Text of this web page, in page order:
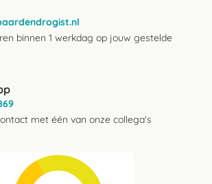
binnen 1 werkdag op jouw gestelde
met één van onze collega's